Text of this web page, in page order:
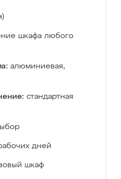
шкафа любого
алюминиевая,
стандартная
дней
шкаф